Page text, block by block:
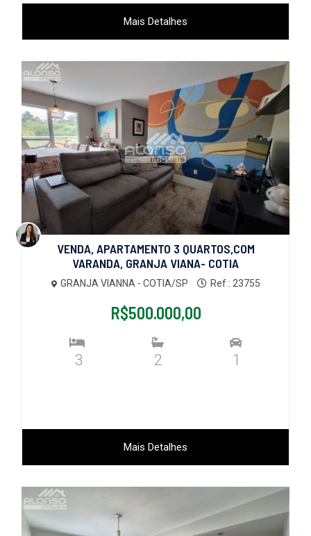
Mais Detalhes
VENDA, APARTAMENTO 3 QUARTOS,COM
VARANDA, GRANJA VIANA- COTIA
GRANJA VIANNA - COTIA/SP Ref.: 23755
R$500.000,00
3 2 1
Mais Detalhes